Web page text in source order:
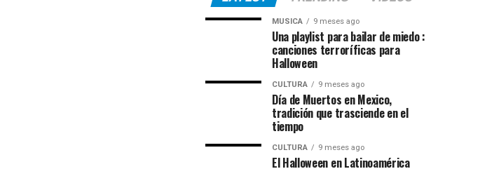
MUSICA 9 meses ago
Una playlist para bailar de miedo :
canciones terroríficas para
Halloween
CULTURA 9 meses ago
Día de Muertos en Mexico,
tradición que trasciende en el
tiempo
CULTURA 9 meses ago
El Halloween en Latinoamérica